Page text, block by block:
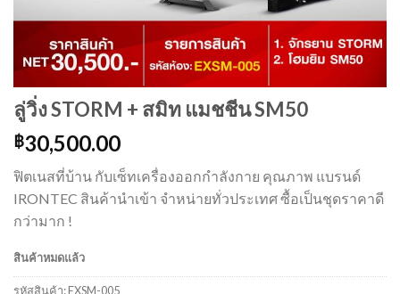
ลู่วิ่ง STORM + สมิท แมชชีน SM50
฿30,500.00
ฟิตเนสที่บ้าน กับเซ็ทเครื่องออกกำลังกาย คุณภาพ แบรนด์
IRONTEC สินค้านำเข้า จำหน่ายทั่วประเทศ ซื้อเป็นชุดราคาดี
กว่ามาก !
สินค้าหมดแล้ว
รหัสสินค้า:EXSM-005